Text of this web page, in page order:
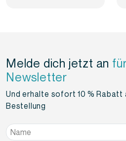
Melde dich jetzt an
Newsletter
Und erhalte sofort 10 % Rabatt
Bestellung
Name*